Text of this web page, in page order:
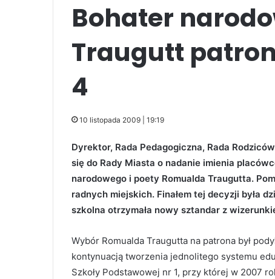
Bohater
Traugutt
4
10 listopada 2009 | 19:19
Dyrektor, Rada Pedagogiczna, Rada
się do Rady Miasta o nadanie imienia
narodowego i poety Romualda Traugutta.
radnych miejskich. Finałem tej decyzji była
szkolna otrzymała nowy sztandar z
Wybór Romualda Traugutta na patrona był
kontynuacją tworzenia jednolitego systemu
Szkoły Podstawowej nr 1, przy której w 2007